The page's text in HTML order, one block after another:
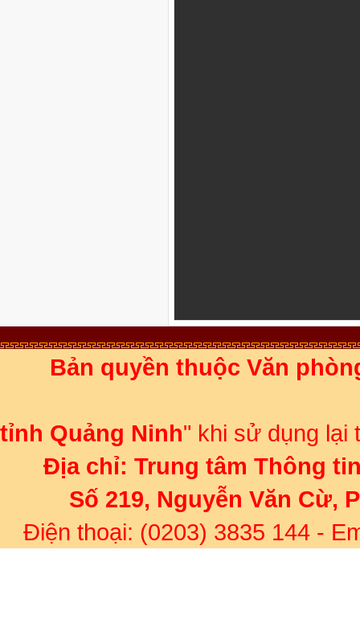
Bản quyền thuộc Văn
tỉnh Quảng Ninh" khi sử dụng lại
Địa chỉ: Trung tâm Thông
Số 219, Nguyễn Văn Cừ,
Điện thoại: (0203) 3835 144 -